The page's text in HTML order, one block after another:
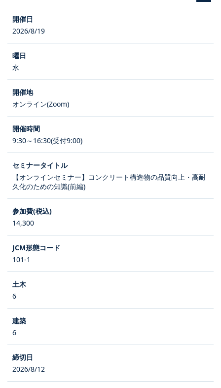
2026/8/19
水
オンライン(Zoom)
9:30～16:30(受付9:00)
【オンラインセミナー】コンクリート構造物の品質向上・高耐
久化のための知識(前編)
14,300
101-1
6
6
2026/8/12